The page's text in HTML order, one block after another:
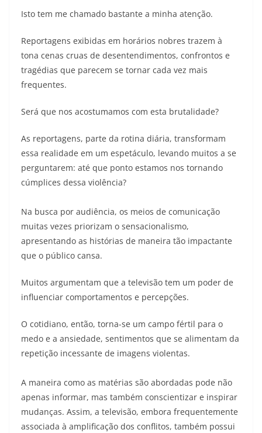
Isto tem me chamado bastante a minha atenção.
Reportagens exibidas em horários nobres trazem à
tona cenas cruas de desentendimentos, confrontos e
tragédias que parecem se tornar cada vez mais
frequentes.
Será que nos acostumamos com esta brutalidade?
As reportagens, parte da rotina diária, transformam
essa realidade em um espetáculo, levando muitos a se
perguntarem: até que ponto estamos nos tornando
cúmplices dessa violência?
Na busca por audiência, os meios de comunicação
muitas vezes priorizam o sensacionalismo,
apresentando as histórias de maneira tão impactante
que o público cansa.
Muitos argumentam que a televisão tem um poder de
influenciar comportamentos e percepções.
O cotidiano, então, torna-se um campo fértil para o
medo e a ansiedade, sentimentos que se alimentam da
repetição incessante de imagens violentas.
A maneira como as matérias são abordadas pode não
apenas informar, mas também conscientizar e inspirar
mudanças. Assim, a televisão, embora frequentemente
associada à amplificação dos conflitos, também possui